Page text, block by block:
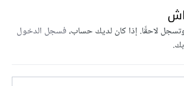
لاحقًا. إذا كان لديك حساب،فسجل الدخول